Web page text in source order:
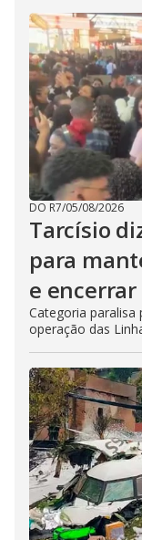
DO R7/05/08/2026
Tarcísio
para
e encerrar
Categoria paralisa
operação das